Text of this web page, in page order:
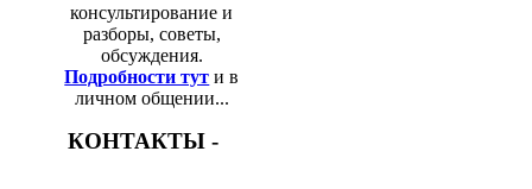
консультирование и
разборы, советы,
обсуждения.
Подробности тут и в
личном общении...
КОНТАКТЫ -